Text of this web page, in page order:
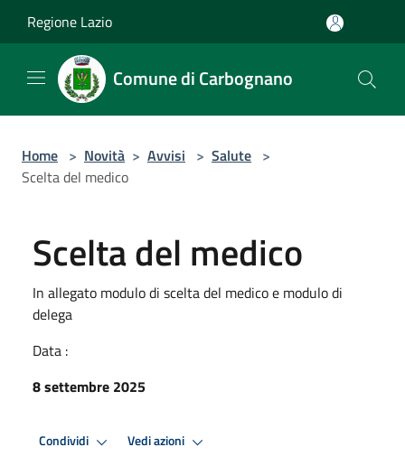
Regione Lazio
Comune di Carbognano
Home > Novità > Avvisi > Salute >
Scelta del medico
Scelta del medico
In allegato modulo di scelta del medico e modulo di
delega
Data :
8 settembre 2025
Condividi Vedi azioni